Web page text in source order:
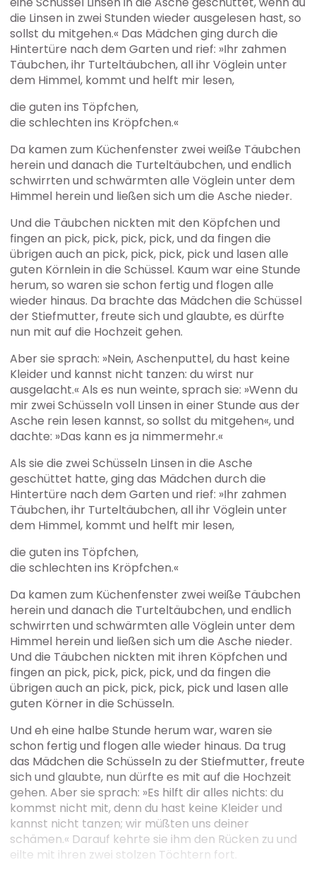
die Linsen in zwei Stunden wieder ausgelesen hast, so
sollst du mitgehen.« Das Mädchen ging durch die
Hintertüre nach dem Garten und rief: »Ihr zahmen
Täubchen, ihr Turteltäubchen, all ihr Vöglein unter
dem Himmel, kommt und helft mir lesen,
die guten ins Töpfchen,
die schlechten ins Kröpfchen.«
Da kamen zum Küchenfenster zwei weiße Täubchen
herein und danach die Turteltäubchen, und endlich
schwirrten und schwärmten alle Vöglein unter dem
Himmel herein und ließen sich um die Asche nieder.
Und die Täubchen nickten mit den Köpfchen und
fingen an pick, pick, pick, pick, und da fingen die
übrigen auch an pick, pick, pick, pick und lasen alle
guten Körnlein in die Schüssel. Kaum war eine Stunde
herum, so waren sie schon fertig und flogen alle
wieder hinaus. Da brachte das Mädchen die Schüssel
der Stiefmutter, freute sich und glaubte, es dürfte
nun mit auf die Hochzeit gehen.
Aber sie sprach: »Nein, Aschenputtel, du hast keine
Kleider und kannst nicht tanzen: du wirst nur
ausgelacht.« Als es nun weinte, sprach sie: »Wenn du
mir zwei Schüsseln voll Linsen in einer Stunde aus der
Asche rein lesen kannst, so sollst du mitgehen«, und
dachte: »Das kann es ja nimmermehr.«
Als sie die zwei Schüsseln Linsen in die Asche
geschüttet hatte, ging das Mädchen durch die
Hintertüre nach dem Garten und rief: »Ihr zahmen
Täubchen, ihr Turteltäubchen, all ihr Vöglein unter
dem Himmel, kommt und helft mir lesen,
die guten ins Töpfchen,
die schlechten ins Kröpfchen.«
Da kamen zum Küchenfenster zwei weiße Täubchen
herein und danach die Turteltäubchen, und endlich
schwirrten und schwärmten alle Vöglein unter dem
Himmel herein und ließen sich um die Asche nieder.
Und die Täubchen nickten mit ihren Köpfchen und
fingen an pick, pick, pick, pick, und da fingen die
übrigen auch an pick, pick, pick, pick und lasen alle
guten Körner in die Schüsseln.
Und eh eine halbe Stunde herum war, waren sie
schon fertig und flogen alle wieder hinaus. Da trug
das Mädchen die Schüsseln zu der Stiefmutter, freute
sich und glaubte, nun dürfte es mit auf die Hochzeit
gehen. Aber sie sprach: »Es hilft dir alles nichts: du
kommst nicht mit, denn du hast keine Kleider und
kannst nicht tanzen; wir müßten uns deiner
schämen.« Darauf kehrte sie ihm den Rücken zu und
eilte mit ihren zwei stolzen Töchtern fort.